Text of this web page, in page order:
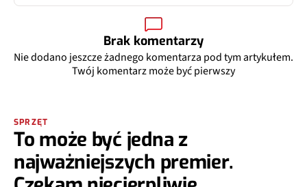
Brak komentarzy
Nie dodano jeszcze żadnego komentarza pod tym artykułem.
Twój komentarz może być pierwszy
SPRZĘT
To może być jedna z
najważniejszych premier.